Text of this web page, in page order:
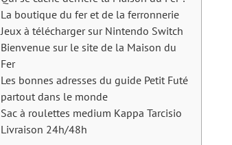
La boutique du fer et de la ferronnerie
Jeux à télécharger sur Nintendo Switch
Bienvenue sur le site de la Maison du
Fer
Les bonnes adresses du guide Petit Futé
partout dans le monde
Sac à roulettes medium Kappa Tarcisio
Livraison 24h/48h